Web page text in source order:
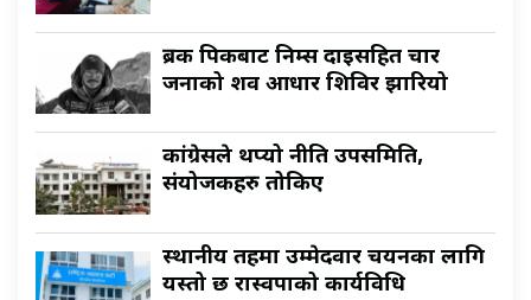
ब्रक पिकबाट निम्स दाइसहित चार
जनाको शव आधार शिविर झारियो
कांग्रेसले थप्यो नीति उपसमिति,
संयोजकहरु तोकिए
स्थानीय तहमा उम्मेदवार चयनका लागि
यस्तो छ रास्वपाको कार्यविधि